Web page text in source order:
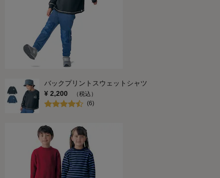
バックプリントスウェットシャツ
¥ 2,200
（税込）
(6)